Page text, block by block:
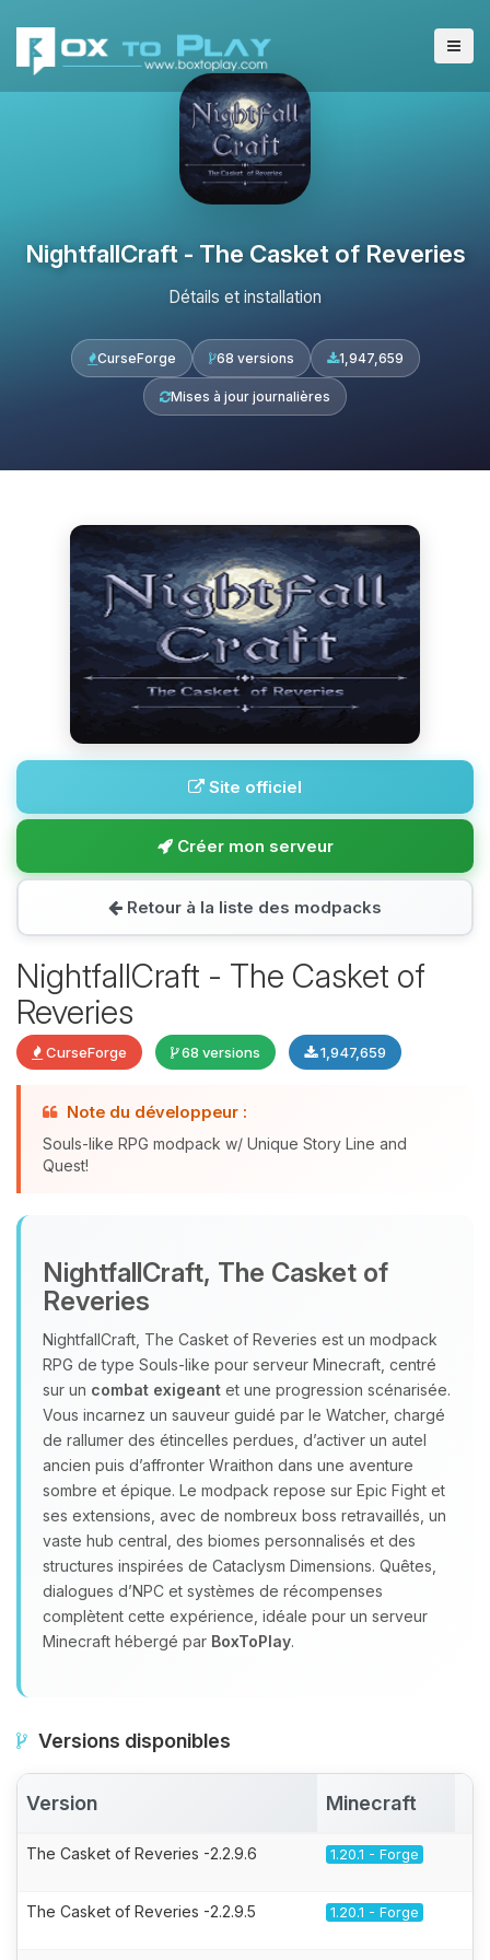
NightfallCraft - The Casket of Reveries
Détails et installation
CurseForge 68 versions 1,947,659
Mises à jour journalières
Site officiel
Créer mon serveur
Retour à la liste des modpacks
NightfallCraft - The Casket of
Reveries
CurseForge 68 versions 1,947,659
Note du développeur :
Souls-like RPG modpack w/ Unique Story Line and
Quest!
NightfallCraft, The Casket of
Reveries
NightfallCraft, The Casket of Reveries est un modpack
RPG de type Souls‑like pour serveur Minecraft, centré
sur un combat exigeant et une progression scénarisée.
Vous incarnez un sauveur guidé par le Watcher, chargé
de rallumer des étincelles perdues, d’activer un autel
ancien puis d’affronter Wraithon dans une aventure
sombre et épique. Le modpack repose sur Epic Fight et
ses extensions, avec de nombreux boss retravaillés, un
vaste hub central, des biomes personnalisés et des
structures inspirées de Cataclysm Dimensions. Quêtes,
dialogues d’NPC et systèmes de récompenses
complètent cette expérience, idéale pour un serveur
Minecraft hébergé par BoxToPlay.
Versions disponibles
Version Minecraft
The Casket of Reveries -2.2.9.6 1.20.1 - Forge
The Casket of Reveries -2.2.9.5 1.20.1 - Forge
assistant BoxToPlay. Dis-moi ce dont
tu as besoin et je vais remuer mes
09/08/2026 à 12:13